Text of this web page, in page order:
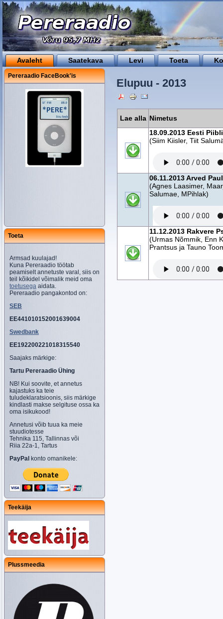
Avaleht Saatekava Levi Toeta
Pereraadio FaceBook'is
Toeta
Armsad kuulajad!
Kuna Pereraadio töötab
peamiselt annetuste varal, siis on
teil kõikidel võimalik meid oma
toetusega aidata.
Pereraadio pangakontod on:
SEB
EE441010152001639004
Swedbank
EE192200221018315540
Saajaks märkige:
Tartu Pereraadio Ühing
NB! Kui soovite, et annetus
kajastuks ka teie
tuludeklaratsioonis, siis märkige
kindlasti makse selgituse ossa ka
oma isikukood!
Annetusi võib tuua ka meie
stuudiotesse
Tehnika 115, Tallinnas või
Riia 22a-1, Tartus
PayPal konto omanikele:
Teekäija
Plussmeedia
Elupuu - 2013
Lae alla Nimetus
18.09.2013 Eesti
(Siim Kiisler, Tiit
06.11.2013 Arved
(Agnes Laasimer,
Salumae, MPihlak)
11.12.2013 Rakvere
(Urmas Nõmmik, Enn
Prantsus ja Tauno